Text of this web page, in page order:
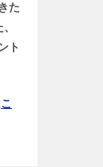
た
ト
こ